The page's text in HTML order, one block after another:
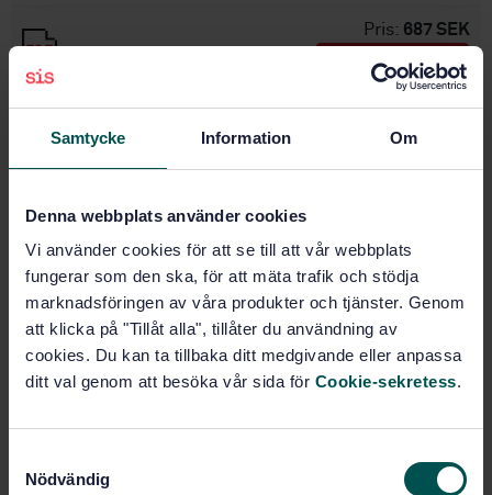
Samtycke Information Om
Denna webbplats använder cookies
Vi använder cookies för att se till att vår webbplats
fungerar som den ska, för att mäta trafik och stödja
marknadsföringen av våra produkter och tjänster. Genom
att klicka på "Tillåt alla", tillåter du användning av
cookies. Du kan ta tillbaka ditt medgivande eller anpassa
ditt val genom att besöka vår sida för Cookie-sekretess.
Nödvändig
Pris: 687 SEK
PDF
Lägg i varukorgen
Fler alternativ
Produktinformation
Språk: Svenska
Svenska institutet för
standarder
Internationell titel:Reinforcing steel bar -
Cold drawn smooth bar Sds 500
Utgåva:3